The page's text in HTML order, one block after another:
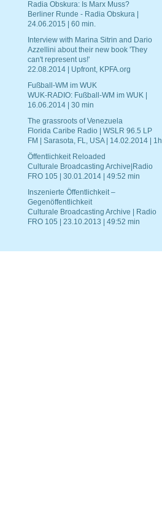
Radia Obskura: Is Marx Muss?
Berliner Runde - Radia Obskura |
24.06.2015 | 60 min.
Interview with Marina Sitrin and Dario
Azzellini about their new book 'They
can't represent us!'
22.08.2014 | Upfront, KPFA.org
Fußball-WM im WUK
WUK-RADIO: Fußball-WM im WUK |
16.06.2014 | 30 min
The grassroots of Venezuela
Florida Caribe Radio | WSLR 96.5 LP
FM | Sarasota, FL, USA | 14.02.2014 | 1h
Öffentlichkeit Reloaded
Culturale Broadcasting Archive|Radio
FRO 105 | 30.01.2014 | 49:52 min
Inszenierte Öffentlichkeit –
Gegenöffentlichkeit
Culturale Broadcasting Archive | Radio
FRO 105 | 23.10.2013 | 49:52 min